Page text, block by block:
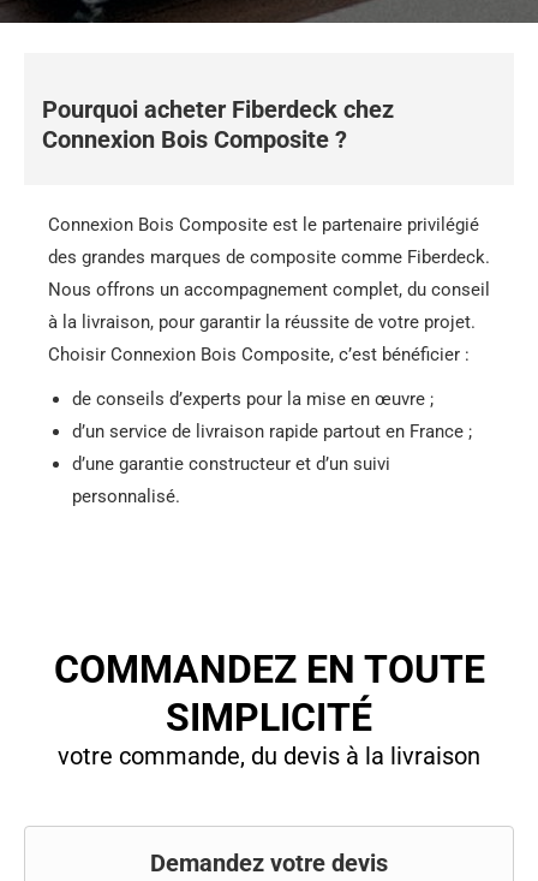
Pourquoi acheter Fiberdeck chez
Connexion Bois Composite ?
Connexion Bois Composite est le partenaire privilégié
des grandes marques de composite comme Fiberdeck.
Nous offrons un accompagnement complet, du conseil
à la livraison, pour garantir la réussite de votre projet.
Choisir Connexion Bois Composite, c’est bénéficier :
de conseils d’experts pour la mise en œuvre ;
d’un service de livraison rapide partout en France ;
d’une garantie constructeur et d’un suivi
personnalisé.
COMMANDEZ EN TOUTE
SIMPLICITÉ
votre commande, du devis à la livraison
Demandez votre devis